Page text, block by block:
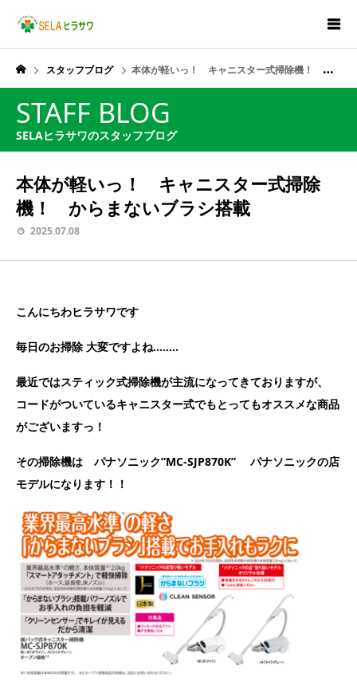
スタッフブログ 本体が軽いっ！ キャニスター式掃除機！ からまないブラシ搭載
STAFF BLOG
SELAヒラサワのスタッフブログ
本体が軽いっ！ キャニスター式掃除
機！ からまないブラシ搭載
2025.07.08
こんにちわヒラサワです
毎日のお掃除 大変ですよね……..
最近ではスティック式掃除機が主流になってきておりますが、
コードがついているキャニスター式でもとってもオススメな商品
がございますっ！
その掃除機は パナソニック”MC-SJP870K” パナソニックの店
モデルになります！！